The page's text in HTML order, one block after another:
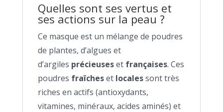
Quelles sont ses vertus et
ses actions sur la peau ?
Ce masque est un mélange de poudres
de plantes, d’algues et
d’argiles précieuseset françaises. Ces
poudres fraîcheset localessont très
riches en actifs (antioxydants,
vitamines, minéraux, acides aminés) et